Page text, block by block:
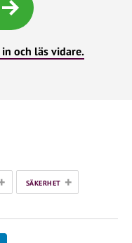
in och läs vidare.
SÄKERHET +